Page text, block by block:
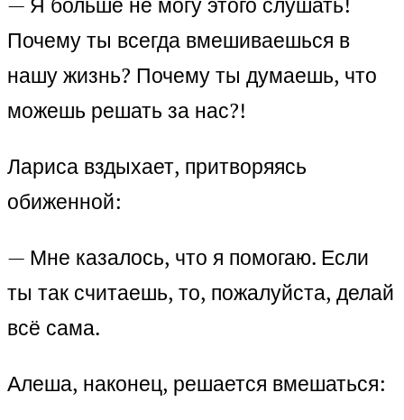
Почему ты всегда вмешиваешься в
нашу жизнь? Почему ты думаешь, что
можешь решать за нас?!
Лариса вздыхает, притворяясь
обиженной:
— Мне казалось, что я помогаю. Если
ты так считаешь, то, пожалуйста, делай
всё сама.
Алеша, наконец, решается вмешаться: